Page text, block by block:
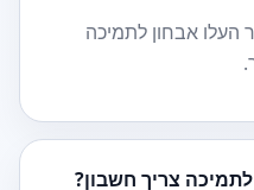
העלו אבחון לתמיכה
צריך חשבון?